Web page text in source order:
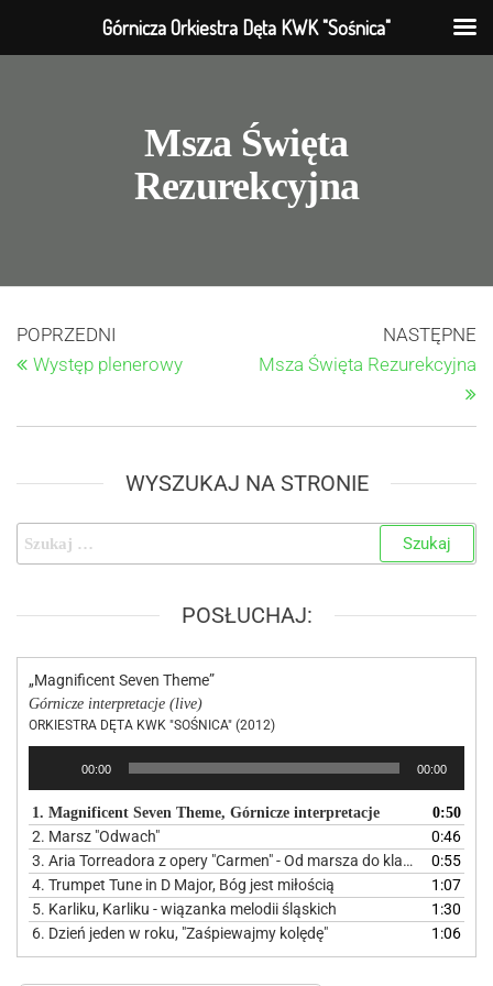
Msza Święta
Rezurekcyjna
POPRZEDNI
Występ plenerowy
NASTĘPNE
Msza Święta Rezurekcyjna
WYSZUKAJ NA STRONIE
POSŁUCHAJ:
„Magnificent Seven Theme”
Górnicze interpretacje (live)
ORKIESTRA DĘTA KWK "SOŚNICA" (2012)
00:00 00:00
1. Magnificent Seven Theme, Górnicze interpretacje 0:50
2. Marsz "Odwach"
0:46
3. Aria Torreadora z opery "Carmen" - Od marsza do klasyki
0:55
4. Trumpet Tune in D Major, Bóg jest miłością
1:07
5. Karliku, Karliku - wiązanka melodii śląskich
1:30
6. Dzień jeden w roku, "Zaśpiewajmy kolędę"
1:06
Górnicza Orkiestra Dęta KWK "Sośnica"